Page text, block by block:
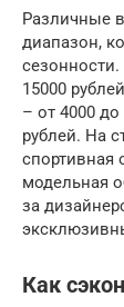
Различные
диапазон,
сезонности.
15000
– от 4000
рублей. На
спортивная
модельная
за
Как